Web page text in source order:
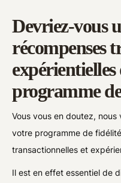
Devriez-vous
récompenses
programme
Vous vous en doutez,
votre programme de
transactionnelles et
Il est en effet essentiel de